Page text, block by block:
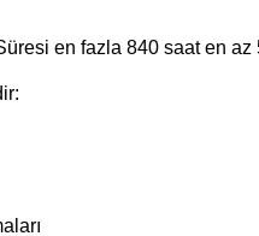
en fazla 840 saat en